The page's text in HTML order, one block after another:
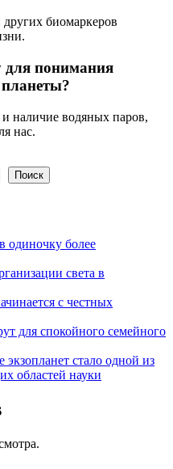
биомаркеров
для понимания
наличие водяных паров,
нас.
Поиск
одиночку более
света в
с честных
для спокойного семейного
стало одной из
областей науки